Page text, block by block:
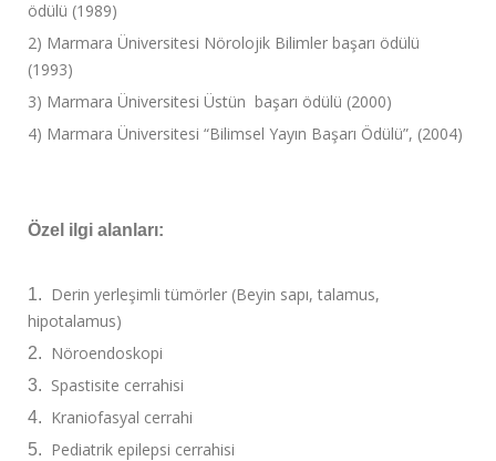
ödülü (1989)
2) Marmara Üniversitesi Nörolojik Bilimler başarı ödülü
(1993)
3) Marmara Üniversitesi Üstün başarı ödülü (2000)
4) Marmara Üniversitesi “Bilimsel Yayın Başarı Ödülü”, (2004)
Özel ilgi alanları:
1. Derin yerleşimli tümörler (Beyin sapı, talamus,
hipotalamus)
2. Nöroendoskopi
3. Spastisite cerrahisi
4. Kraniofasyal cerrahi
5. Pediatrik epilepsi cerrahisi